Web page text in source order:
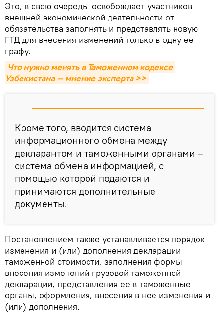
Это, в свою очередь, освобождает участников
внешней экономической деятельности от
обязательства заполнять и представлять новую
ГТД для внесения изменений только в одну ее
графу.
Что нужно менять в Таможенном кодексе
Узбекистана — мнение эксперта >>
Кроме того, вводится система
информационного обмена между
декларантом и таможенными органами –
система обмена информацией, с
помощью которой подаются и
принимаются дополнительные
документы.
Постановлением также устанавливается порядок
изменения и (или) дополнения декларации
таможенной стоимости, заполнения формы
внесения изменений грузовой таможенной
декларации, представления ее в таможенные
органы, оформления, внесения в нее изменения и
(или) дополнения.